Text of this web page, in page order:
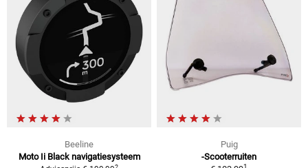
Beeline
Moto Ii Black navigatiesysteem
Puig
-Scooterruiten